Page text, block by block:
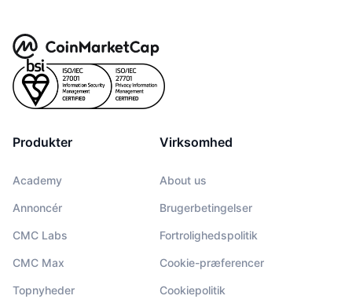
Produkter
Academy
Annoncér
CMC Labs
CMC Max
Topnyheder
Virksomhed
About us
Brugerbetingelser
Fortrolighedspolitik
Cookie-præferencer
Cookiepolitik